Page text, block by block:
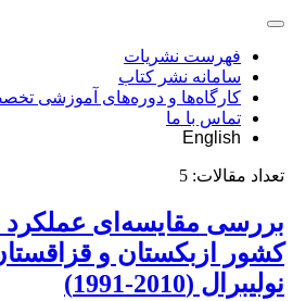
فهرست نشریات
سامانه نشر کتاب
کارگاه‌ها و دوره‌های آموزشی
تماس با ما
English
تعداد مقالات: 5
بررسی مقایسه‌ای عملکرد
کشور ازبکستان و
نولیبرال (2010-1991)